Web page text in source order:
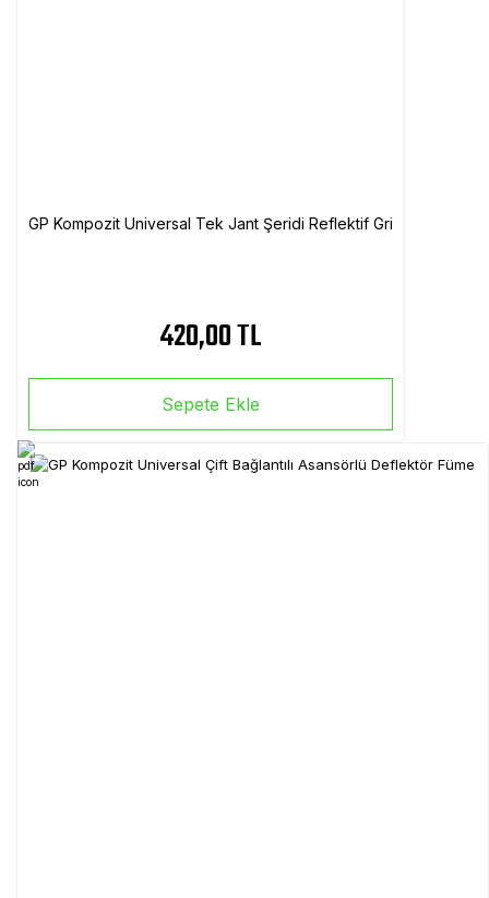
GP Kompozit Universal Tek Jant Şeridi Reflektif Gri
420,00 TL
Sepete Ekle